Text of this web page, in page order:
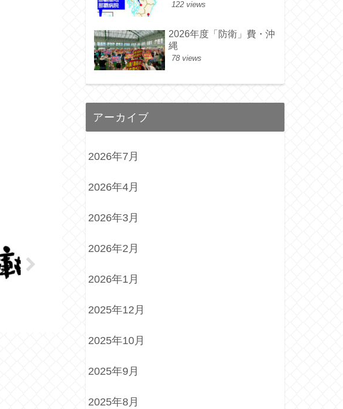
122 views
2026年度「防衛」費・沖
縄
78 views
アーカイブ
2026年7月
2026年4月
2026年3月
2026年2月
2026年1月
2025年12月
2025年10月
2025年9月
2025年8月